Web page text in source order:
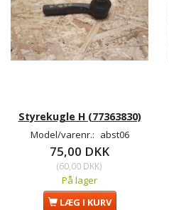
Styrekugle H (77363830)
Model/varenr.: abst06
75,00 DKK
(60,00 DKK)
På lager
LÆG I KURV